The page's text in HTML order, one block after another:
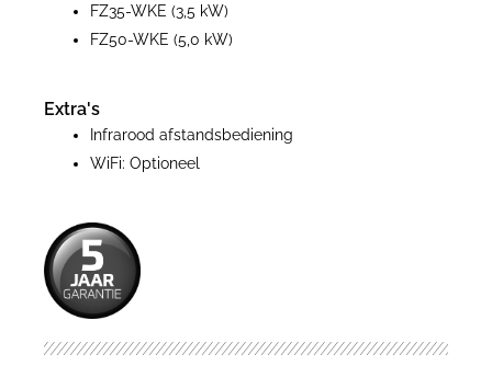
FZ35-WKE (3,5 kW)
FZ50-WKE (5,0 kW)
Extra's
Infrarood afstandsbediening
WiFi: Optioneel